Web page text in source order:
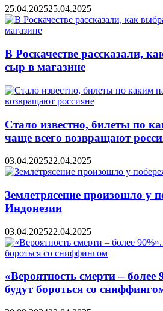
25.04.202525.04.2025
В Роскачестве рассказали,
сыр в магазине
Стало известно, билеты по
чаще всего возвращают
03.04.202522.04.2025
Землетрясение произошло у
Индонезии
03.04.202522.04.2025
«Вероятность смерти –
будут бороться со